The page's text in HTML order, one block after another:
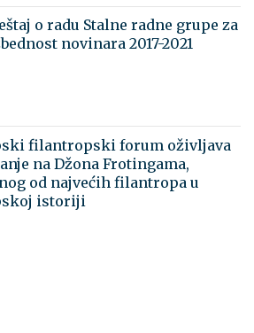
o radu Stalne radne grupe za
novinara 2017-2021
filantropski forum oživljava
na Džona Frotingama,
od najvećih filantropa u
istoriji